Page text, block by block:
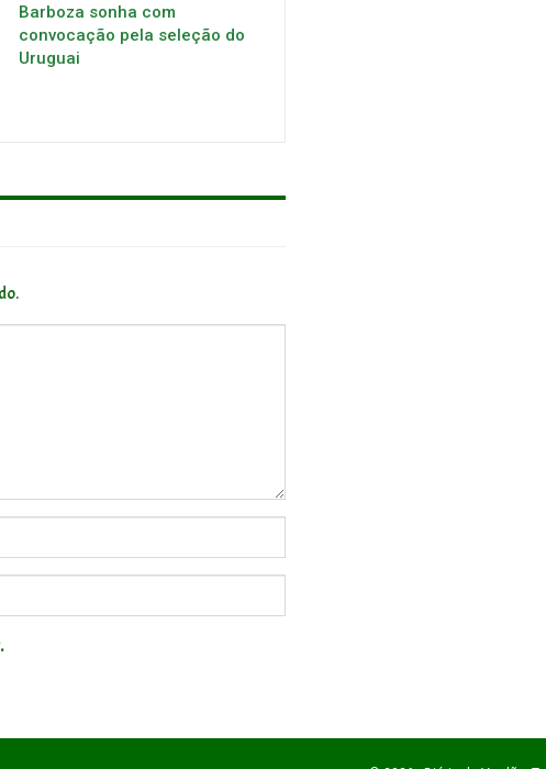
Barboza sonha com
convocação pela seleção do
Uruguai